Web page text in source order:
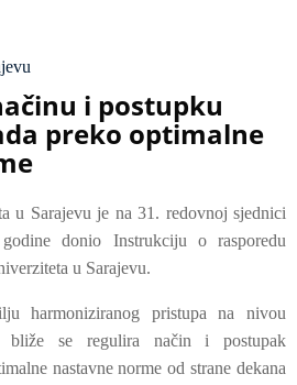
i postupku
preko optimalne
u Sarajevu je na 31. redovnoj sjednici
donio Instrukciju o rasporedu
u Sarajevu.
harmoniziranog pristupa na nivou
bliže se regulira način i postupak
nastavne norme od strane dekana